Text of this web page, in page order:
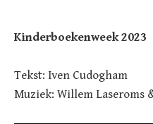
Kinderboekenweek 2023
Tekst: Iven Cudogham
Muziek: Willem Laseroms